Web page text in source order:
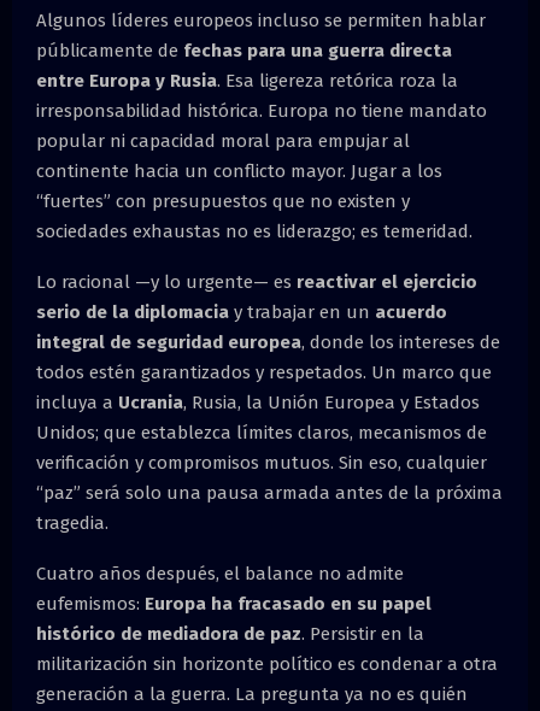
Algunos líderes europeos incluso se permiten hablar
públicamente de fechas para una guerra directa
entre Europa y Rusia. Esa ligereza retórica roza la
irresponsabilidad histórica. Europa no tiene mandato
popular ni capacidad moral para empujar al
continente hacia un conflicto mayor. Jugar a los
“fuertes” con presupuestos que no existen y
sociedades exhaustas no es liderazgo; es temeridad.
Lo racional —y lo urgente— es reactivar el ejercicio
serio de la diplomacia y trabajar en un acuerdo
integral de seguridad europea, donde los intereses de
todos estén garantizados y respetados. Un marco que
incluya a Ucrania, Rusia, la Unión Europea y Estados
Unidos; que establezca límites claros, mecanismos de
verificación y compromisos mutuos. Sin eso, cualquier
“paz” será solo una pausa armada antes de la próxima
tragedia.
Cuatro años después, el balance no admite
eufemismos: Europa ha fracasado en su papel
histórico de mediadora de paz. Persistir en la
militarización sin horizonte político es condenar a otra
generación a la guerra. La pregunta ya no es quién